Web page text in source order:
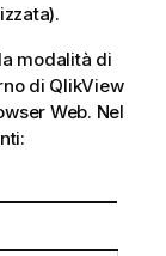
modalità di
di QlikView
Web. Nel